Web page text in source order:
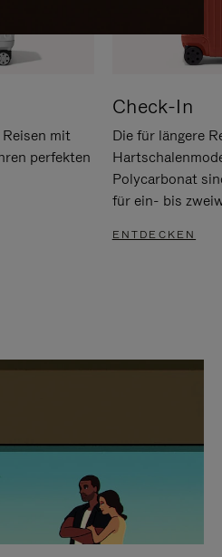
mit
perfekten
Check-In
Die für längere
Polycarbonat
für ein- bis
ENTDECKEN